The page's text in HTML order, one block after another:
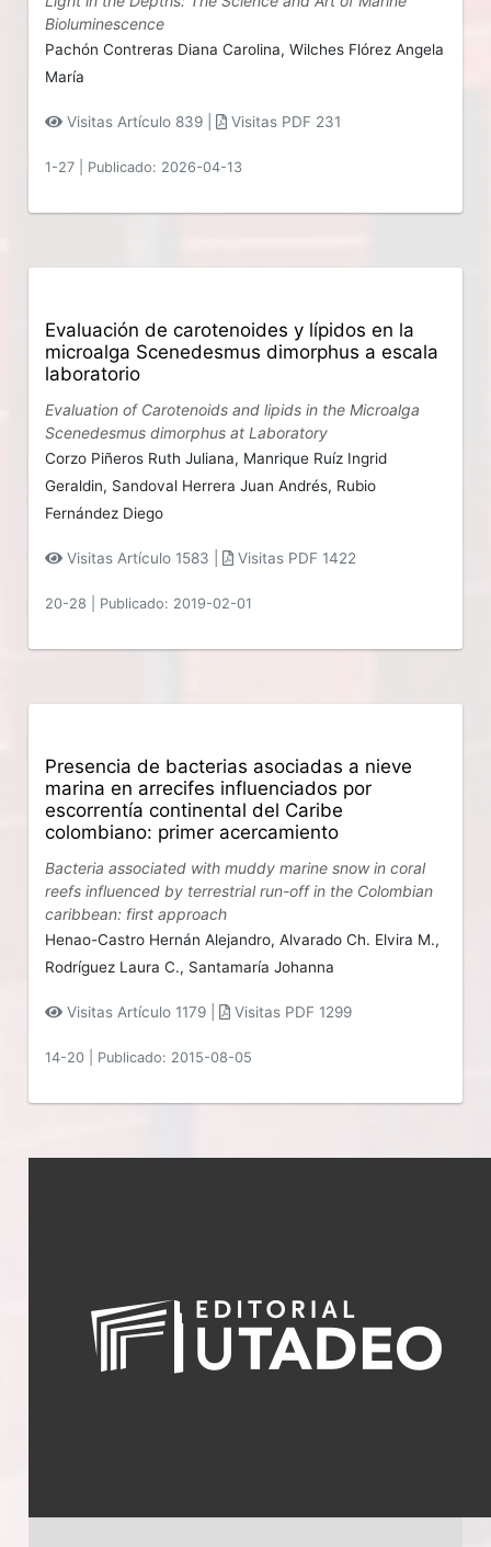
Bioluminescence
Pachón Contreras Diana Carolina,Wilches Flórez Angela
María
Visitas Artículo 839 | Visitas PDF 231
1-27 Publicado: 2026-04-13
Evaluación de carotenoides y lípidos en la
microalga Scenedesmus dimorphus a escala
laboratorio
Evaluation of Carotenoids and lipids in the Microalga
Scenedesmus dimorphus at Laboratory
Corzo Piñeros Ruth Juliana, Manrique Ruíz Ingrid
Geraldin, Sandoval Herrera Juan Andrés, Rubio
Fernández Diego
Visitas Artículo 1583 | Visitas PDF 1422
20-28 Publicado: 2019-02-01
Presencia de bacterias asociadas a nieve
marina en arrecifes influenciados por
escorrentía continental del Caribe
colombiano: primer acercamiento
Bacteria associated with muddy marine snow in coral
reefs influenced by terrestrial run-off in the Colombian
caribbean: first approach
Henao-Castro Hernán Alejandro,Alvarado Ch. Elvira M.,
Rodríguez Laura C., Santamaría Johanna
Visitas Artículo 1179 | Visitas PDF 1299
14-20 Publicado: 2015-08-05